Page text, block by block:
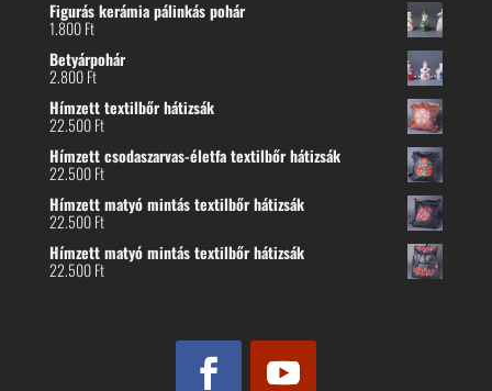
Figurás kerámia pálinkás pohár
1.800Ft
Betyárpohár
2.800Ft
Hímzett textilbőr hátizsák
22.500Ft
Hímzett csodaszarvas-életfa textilbőr hátizsák
22.500Ft
Hímzett matyó mintás textilbőr hátizsák
22.500Ft
Hímzett matyó mintás textilbőr hátizsák
22.500Ft